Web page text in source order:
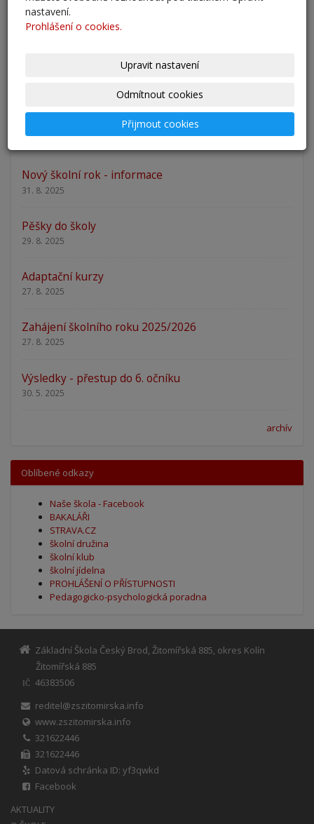
Odlišná organizace školního roku 2025/2026
Zápis 2026 - výsledky
14. 1. 2026
Nový školní rok - informace
31. 8. 2025
Pěšky do školy
29. 8. 2025
Adaptační kurzy
27. 8. 2025
Zahájení školního roku 2025/2026
27. 8. 2025
Výsledky - přestup do 6. očníku
30. 5. 2025
archív
Oblíbené odkazy
Naše škola - Facebook
BAKALÁŘI
STRAVA.CZ
školní družina
školní klub
školní jídelna
PROHLÁŠENÍ O PŘÍSTUPNOSTI
Pedagogicko-psychologická poradna
Základní Škola Český Brod, Žitomířská 885, okres Kolín
Žitomířská 885
IČ
46383506
reditel@zszitomirska.info
www.zszitomirska.info
321622446
321622446
Datová schránka ID: yf3qwkd
Facebook
AKTUALITY
nastavení.
Prohlášení o cookies.
Upravit nastavení
Odmítnout cookies
Přijmout cookies